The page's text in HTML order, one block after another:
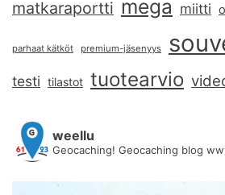
matkaraportti mega miitti
parhaat kätköt premium-jäsenyys
testi tilastot tuotearvio
weellu
Geocaching! Geocaching blog